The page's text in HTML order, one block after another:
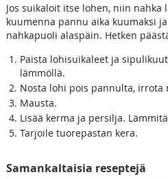
Jos suikaloit itse lohen, niin
kuumenna pannu aika kuumaksi
nahkapuoli alaspäin. Hetken
Paista lohisuikaleet ja
lämmöllä.
Nosta lohi pois pannulta, irrota
Mausta.
Lisää kerma ja persilja.
Tarjoile tuorepastan kera.
Samankaltaisia reseptejä